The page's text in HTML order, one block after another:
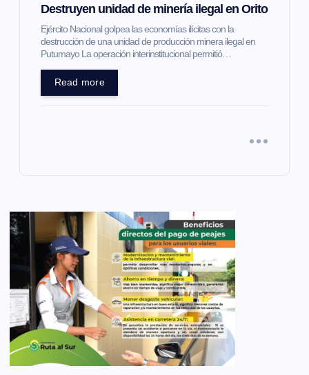
Destruyen unidad de minería ilegal en Orito
Ejército Nacional golpea las economías ilícitas con la
destrucción de una unidad de producción minera ilegal en
Putumayo La operación interinstitucional permitió…
Read more